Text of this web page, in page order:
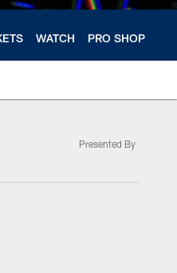
WATCH PRO SHOP
Presented By